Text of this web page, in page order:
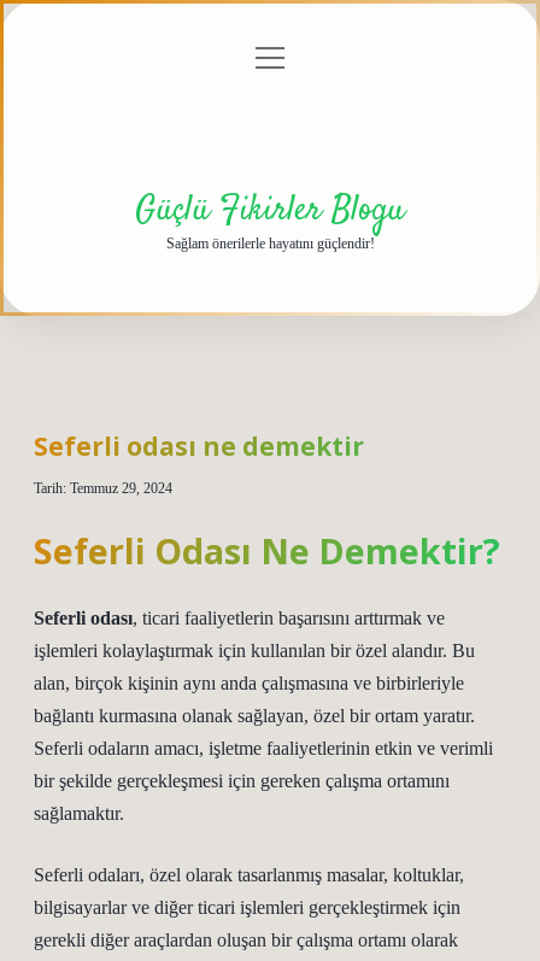
menüyü
Güçlü Fikirler Blogu
Sağlam önerilerle hayatını güçlendir!
Seferli odası ne demektir
Tarih: Temmuz 29, 2024
Seferli Odası Ne Demektir?
Seferli odası, ticari faaliyetlerin başarısını arttırmak ve
işlemleri kolaylaştırmak için kullanılan bir özel alandır. Bu
alan, birçok kişinin aynı anda çalışmasına ve birbirleriyle
bağlantı kurmasına olanak sağlayan, özel bir ortam yaratır.
Seferli odaların amacı, işletme faaliyetlerinin etkin ve verimli
bir şekilde gerçekleşmesi için gereken çalışma ortamını
sağlamaktır.
Seferli odaları, özel olarak tasarlanmış masalar, koltuklar,
bilgisayarlar ve diğer ticari işlemleri gerçekleştirmek için
gerekli diğer araçlardan oluşan bir çalışma ortamı olarak